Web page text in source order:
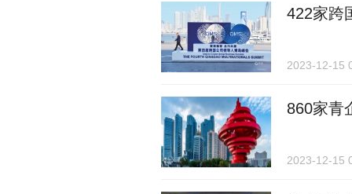
422家跨
2023-12-15
860家青
2023-12-15